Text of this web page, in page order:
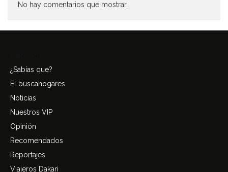
No hay comentarios que mostrar.
¿Sabías que?
El buscahogares
Noticias
Nuestros VIP
Opinión
Recomendados
Reportajes
Viajeros Dakari